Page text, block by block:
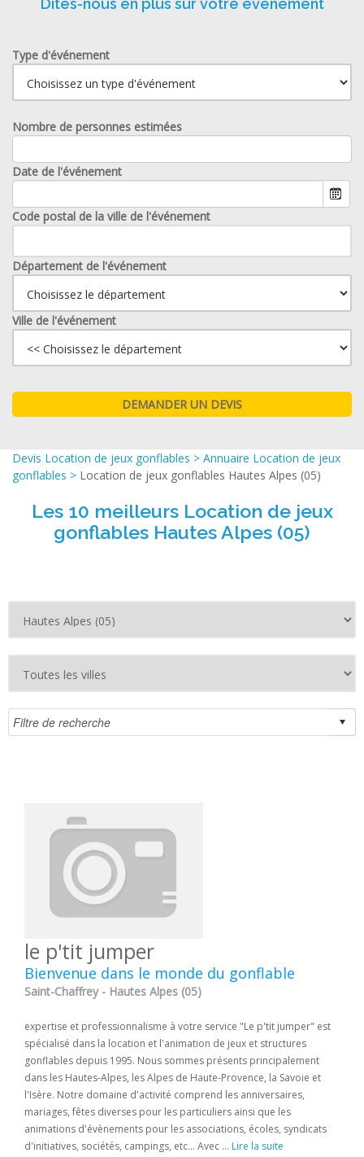
Dites-nous en plus sur votre événement
Type d'événement
Nombre de personnes estimées
Date de l'événement
Code postal de la ville de l'événement
Département de l'événement
Ville de l'événement
Devis Location de jeux gonflables > Annuaire Location de jeux
gonflables > Location de jeux gonflables Hautes Alpes (05)
Les 10 meilleurs Location de jeux
gonflables Hautes Alpes (05)
le p'tit jumper
Bienvenue dans le monde du gonflable
Saint-Chaffrey - Hautes Alpes (05)
expertise et professionnalisme à votre service "Le p'tit jumper" est
spécialisé dans la location et l'animation de jeux et structures
gonflables depuis 1995. Nous sommes présents principalement
dans les Hautes-Alpes, les Alpes de Haute-Provence, la Savoie et
l'Isère. Notre domaine d'activité comprend les anniversaires,
mariages, fêtes diverses pour les particuliers ainsi que les
animations d'évènements pour les associations, écoles, syndicats
d'initiatives, sociétés, campings, etc... Avec ... Lire la suite